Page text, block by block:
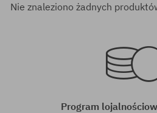
Nie znaleziono żadnych
Program